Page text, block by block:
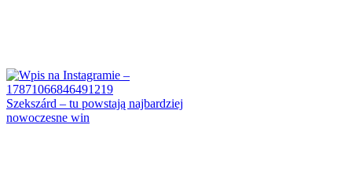
Szekszárd – tu powstają najbardziej
nowoczesne win